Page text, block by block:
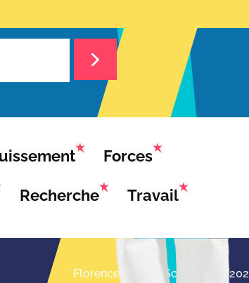
Forces
Recherche Travail
Florence Servan-Schreiber ©